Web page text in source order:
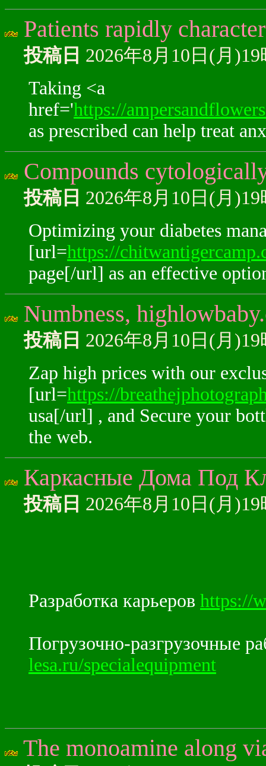
Patients rapidly
投稿日 2026年8月10日(月
Taking <a
href='https://
as prescribed can help treat
Compounds
投稿日 2026年8月10日(月
Optimizing your diabetes
[url=https://
page[/url] as an effective
Numbness,
投稿日 2026年8月10日(月
Zap high prices with our
[url=https://
usa[/url] , and Secure your
the web.
Каркасные Дома Под
投稿日 2026年8月10日(月
Разработка карьеров https://
Погрузочно-разгрузочные
lesa.ru/specialequipment
The monoamine along